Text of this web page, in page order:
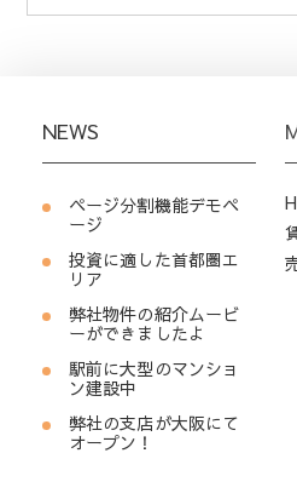
NEWS
ページ分割機能デモペ
ージ
投資に適した首都圏エ
リア
弊社物件の紹介ムービ
ーができましたよ
駅前に大型のマンショ
ン建設中
弊社の支店が大阪にて
オープン！